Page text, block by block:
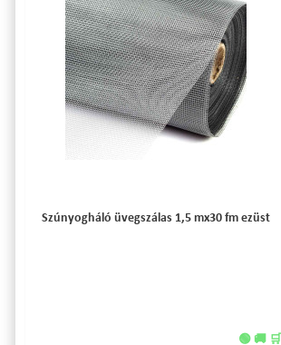
Szúnyogháló üvegszálas 1,5 mx30 fm ezüst
🟢 🚚 🛒